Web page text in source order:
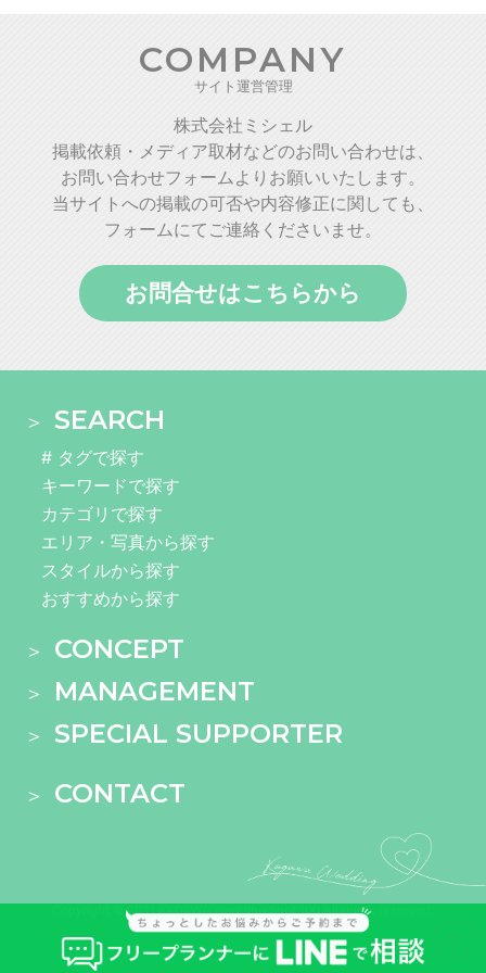
COMPANY
サイト運営管理
株式会社ミシェル
掲載依頼・メディア取材などのお問い合わせは、
お問い合わせフォームよりお願いいたします。
当サイトへの掲載の可否や内容修正に関しても、
フォームにてご連絡くださいませ。
お問合せはこちらから
SEARCH
# タグで探す
キーワードで探す
カテゴリで探す
エリア・写真から探す
スタイルから探す
おすすめから探す
CONCEPT
MANAGEMENT
SPECIAL SUPPORTER
CONTACT
Copyright © 2021 KAGAWA Wedding Spot 100 All rights reserved.